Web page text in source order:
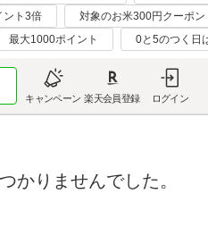
ント3倍
対象のお米300円クーポン
最大1000ポイント 0と5のつく日
キャンペーン 楽天会員登録 ログイン
かりませんでした。